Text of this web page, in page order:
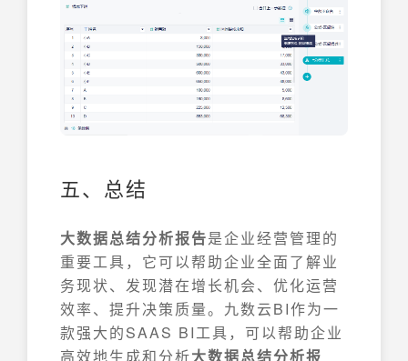
五、总结
大数据总结分析报告是企业经营管理的
重要工具，它可以帮助企业全面了解业
务现状、发现潜在增长机会、优化运营
效率、提升决策质量。九数云BI作为一
款强大的SAAS BI工具，可以帮助企业
高效地生成和分析大数据总结分析报